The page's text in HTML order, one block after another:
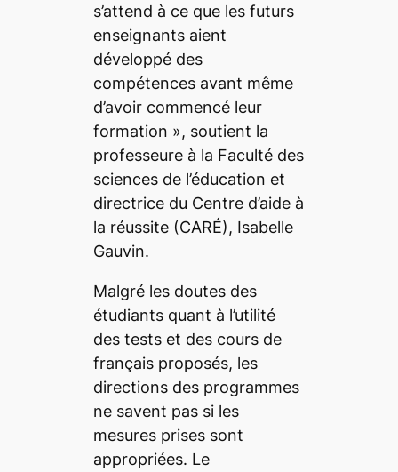
s’attend à ce que les futurs
enseignants aient
développé des
compétences avant même
d’avoir commencé leur
formation », soutient la
professeure à la Faculté des
sciences de l’éducation et
directrice du Centre d’aide à
la réussite (CARÉ), Isabelle
Gauvin.
Malgré les doutes des
étudiants quant à l’utilité
des tests et des cours de
français proposés, les
directions des programmes
ne savent pas si les
mesures prises sont
appropriées. Le